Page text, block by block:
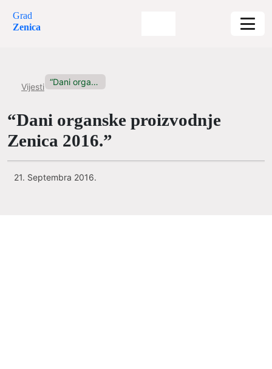
Grad
Zenica
Vijesti “Dani organske proizvodnje Zenica 2016.”
“Dani organske proizvodnje
Zenica 2016.”
21. Septembra 2016.